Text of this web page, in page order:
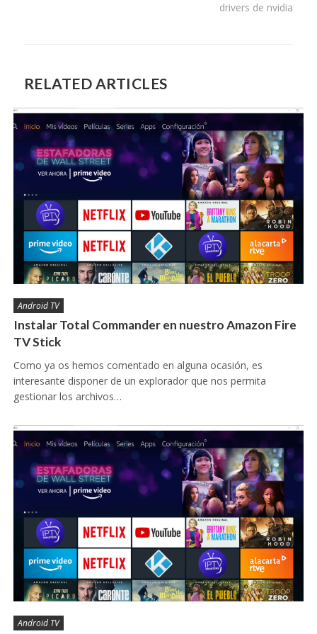
drivers de nvidia
RELATED ARTICLES
Android TV
Instalar Total Commander en nuestro Amazon Fire
TV Stick
Como ya os hemos comentado en alguna ocasión, es
interesante disponer de un explorador que nos permita
gestionar los archivos…
Android TV